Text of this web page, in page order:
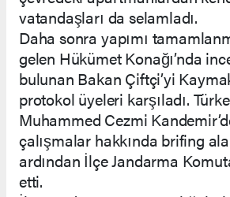
vatandaşları da selamladı.
Daha sonra yapımı
gelen Hükümet Konağı’nda
bulunan Bakan Çiftçi’yi
protokol üyeleri karşıladı.
Muhammed Cezmi
çalışmalar hakkında brifing
ardından İlçe Jandarma
etti.